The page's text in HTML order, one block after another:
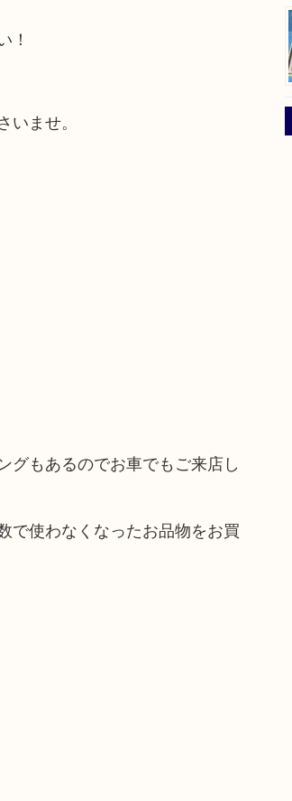
！
ませ。
グもあるのでお車でもご来店し
で使わなくなったお品物をお買